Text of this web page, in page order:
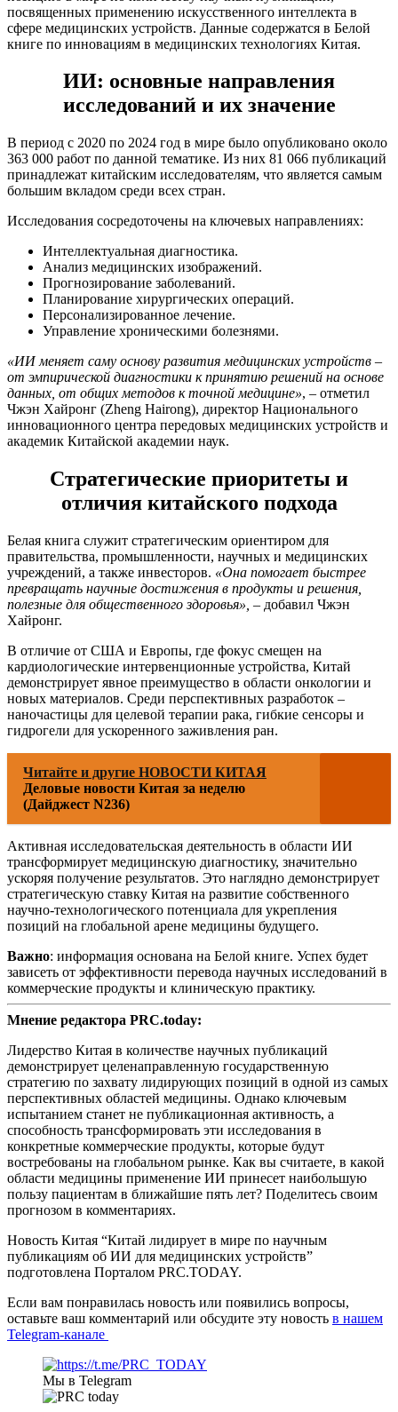
посвященных применению искусственного интеллекта в
сфере медицинских устройств. Данные содержатся в Белой
книге по инновациям в медицинских технологиях Китая.
ИИ: основные направления
исследований и их значение
В период с 2020 по 2024 год в мире было опубликовано около
363 000 работ по данной тематике. Из них 81 066 публикаций
принадлежат китайским исследователям, что является самым
большим вкладом среди всех стран.
Исследования сосредоточены на ключевых направлениях:
Интеллектуальная диагностика.
Анализ медицинских изображений.
Прогнозирование заболеваний.
Планирование хирургических операций.
Персонализированное лечение.
Управление хроническими болезнями.
«ИИ меняет саму основу развития медицинских устройств –
от эмпирической диагностики к принятию решений на основе
данных, от общих методов к точной медицине», – отметил
Чжэн Хайронг (Zheng Hairong), директор Национального
инновационного центра передовых медицинских устройств и
академик Китайской академии наук.
Стратегические приоритеты и
отличия китайского подхода
Белая книга служит стратегическим ориентиром для
правительства, промышленности, научных и медицинских
учреждений, а также инвесторов. «Она помогает быстрее
превращать научные достижения в продукты и решения,
полезные для общественного здоровья», – добавил Чжэн
Хайронг.
В отличие от США и Европы, где фокус смещен на
кардиологические интервенционные устройства, Китай
демонстрирует явное преимущество в области онкологии и
новых материалов. Среди перспективных разработок –
наночастицы для целевой терапии рака, гибкие сенсоры и
гидрогели для ускоренного заживления ран.
Читайте и другие НОВОСТИ КИТАЯ
Деловые новости Китая за неделю
(Дайджест N236)
Активная исследовательская деятельность в области ИИ
трансформирует медицинскую диагностику, значительно
ускоряя получение результатов. Это наглядно демонстрирует
стратегическую ставку Китая на развитие собственного
научно-технологического потенциала для укрепления
позиций на глобальной арене медицины будущего.
Важно: информация основана на Белой книге. Успех будет
зависеть от эффективности перевода научных исследований в
коммерческие продукты и клиническую практику.
Мнение редактора PRC.today:
Лидерство Китая в количестве научных публикаций
демонстрирует целенаправленную государственную
стратегию по захвату лидирующих позиций в одной из самых
перспективных областей медицины. Однако ключевым
испытанием станет не публикационная активность, а
способность трансформировать эти исследования в
конкретные коммерческие продукты, которые будут
востребованы на глобальном рынке. Как вы считаете, в какой
области медицины применение ИИ принесет наибольшую
пользу пациентам в ближайшие пять лет? Поделитесь своим
прогнозом в комментариях.
Новость Китая “Китай лидирует в мире по научным
публикациям об ИИ для медицинских устройств”
подготовлена Порталом PRC.TODAY.
Если вам понравилась новость или появились вопросы,
оставьте ваш комментарий или обсудите эту новость в нашем
Telegram-канале
Мы в Telegram